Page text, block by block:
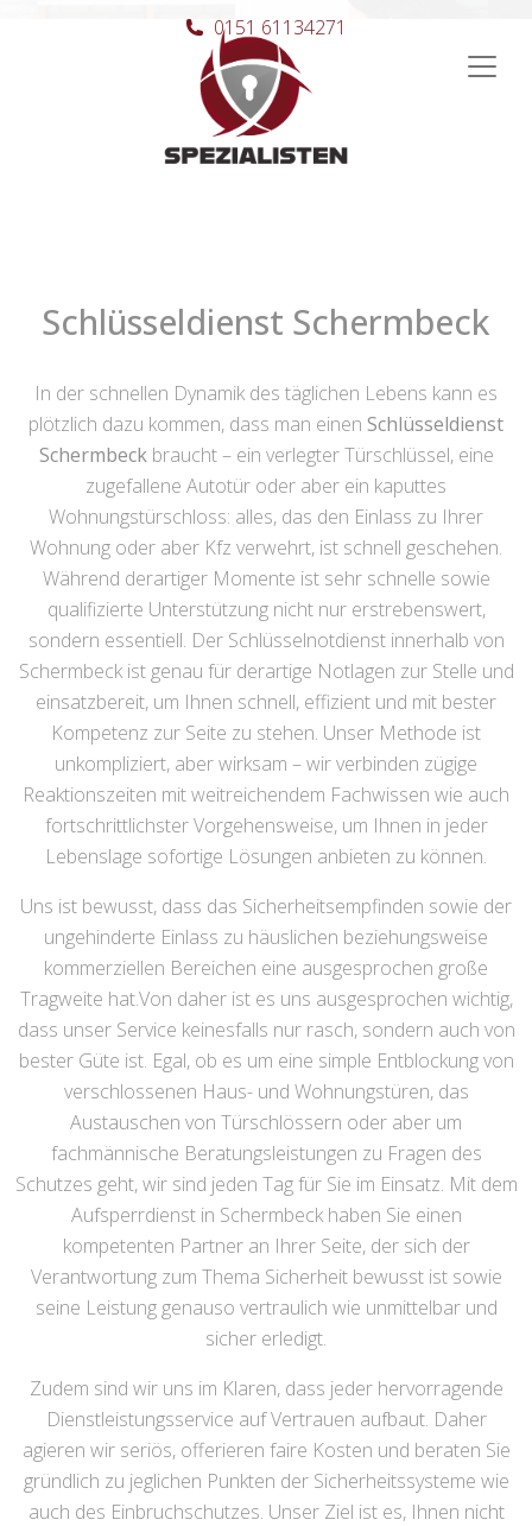
Hauptnavigation
0151 61134271
Schlüsseldienst Schermbeck
In der schnellen Dynamik des täglichen Lebens kann es
plötzlich dazu kommen, dass man einen Schlüsseldienst
Schermbeckbraucht – ein verlegter Türschlüssel, eine
zugefallene Autotür oder aber ein kaputtes
Wohnungstürschloss: alles, das den Einlass zu Ihrer
Wohnung oder aber Kfz verwehrt, ist schnell geschehen.
Während derartiger Momente ist sehr schnelle sowie
qualifizierte Unterstützung nicht nur erstrebenswert,
sondern essentiell. Der Schlüsselnotdienst innerhalb von
Schermbeck ist genau für derartige Notlagen zur Stelle und
einsatzbereit, um Ihnen schnell, effizient und mit bester
Kompetenz zur Seite zu stehen. Unser Methode ist
unkompliziert, aber wirksam – wir verbinden zügige
Reaktionszeiten mit weitreichendem Fachwissen wie auch
fortschrittlichster Vorgehensweise, um Ihnen in jeder
Lebenslage sofortige Lösungen anbieten zu können.
Uns ist bewusst, dass das Sicherheitsempfinden sowie der
ungehinderte Einlass zu häuslichen beziehungsweise
kommerziellen Bereichen eine ausgesprochen große
Tragweite hat.Von daher ist es uns ausgesprochen wichtig,
dass unser Service keinesfalls nur rasch, sondern auch von
bester Güte ist. Egal, ob es um eine simple Entblockung von
verschlossenen Haus- und Wohnungstüren, das
Austauschen von Türschlössern oder aber um
fachmännische Beratungsleistungen zu Fragen des
Schutzes geht, wir sind jeden Tag für Sie im Einsatz. Mit dem
Aufsperrdienst in Schermbeck haben Sie einen
kompetenten Partner an Ihrer Seite, der sich der
Verantwortung zum Thema Sicherheit bewusst ist sowie
seine Leistung genauso vertraulich wie unmittelbar und
sicher erledigt.
Zudem sind wir uns im Klaren, dass jeder hervorragende
Dienstleistungsservice auf Vertrauen aufbaut. Daher
agieren wir seriös, offerieren faire Kosten und beraten Sie
gründlich zu jeglichen Punkten der Sicherheitssysteme wie
auch des Einbruchschutzes. Unser Ziel ist es, Ihnen nicht